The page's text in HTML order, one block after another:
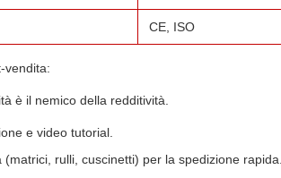
CE, ISO
vendita:
è il nemico della redditività.
e video tutorial.
rulli, cuscinetti) per la spedizione rapida.